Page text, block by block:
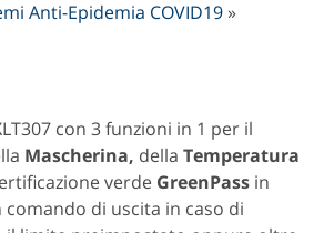
Anti-Epidemia COVID19 »
con 3 funzioni in 1 per il
Mascherina, della Temperatura
verde GreenPass in
di uscita in caso di